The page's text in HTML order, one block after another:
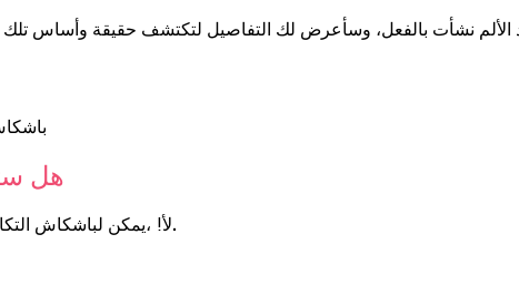
الألم نشأت بالفعل، وسأعرض لك التفاصيل لتكتشف حقيقة وأساس تلك
هل
لأ! ،يمكن لباشكاش التكامل مع نظامكالخاص المتبع حاليا فهو لا يظهر أى علامة تجارية خاصة به على نظامك.